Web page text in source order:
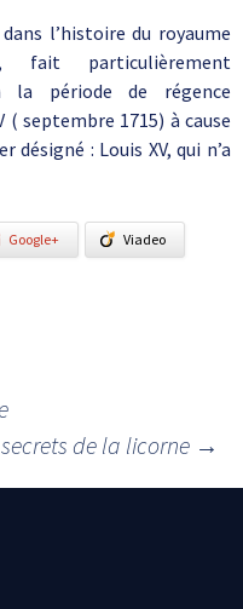
dans l’histoire du royaume
fait particulièrement
la période de régence
septembre 1715) à cause
: Louis XV, qui n’a
Google+ Viadeo
articles
de la licorne →